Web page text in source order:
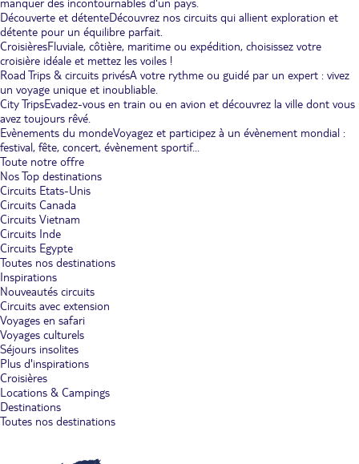
manquer des incontournables d'un pays.
Découverte et détenteDécouvrez nos circuits qui allient exploration et
détente pour un équilibre parfait.
CroisièresFluviale, côtière, maritime ou expédition, choisissez votre
croisière idéale et mettez les voiles !
Road Trips & circuits privésA votre rythme ou guidé par un expert : vivez
un voyage unique et inoubliable.
City TripsEvadez-vous en train ou en avion et découvrez la ville dont vous
avez toujours rêvé.
Evènements du mondeVoyagez et participez à un évènement mondial :
festival, fête, concert, évènement sportif...
Toute notre offre
Nos Top destinations
Circuits Etats-Unis
Circuits Canada
Circuits Vietnam
Circuits Inde
Circuits Egypte
Toutes nos destinations
Inspirations
Nouveautés circuits
Circuits avec extension
Voyages en safari
Voyages culturels
Séjours insolites
Plus d'inspirations
Croisières
Locations & Campings
Destinations
Toutes nos destinations